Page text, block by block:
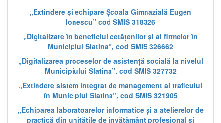
„Extindere și echipare Școala Gimnazială Eugen
Ionescu” cod SMIS 318326
„Digitalizare în beneficiul cetățenilor și al firmelor în
Municipiul Slatina”, cod SMIS 326662
„Digitalizarea proceselor de asistență socială la nivelul
Municipiului Slatina”, cod SMIS 327732
„Extindere sistem integrat de management al traficului
în Municipiul Slatina”, cod SMIS 321905
„Echiparea laboratoarelor informatice și a atelierelor de
practică din unitățile de învățământ profesional și